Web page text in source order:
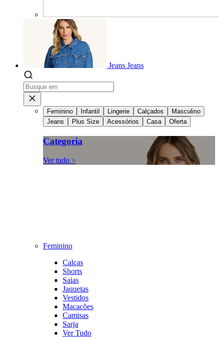
Jeans Jeans
Feminino Infantil Lingerie Calçados
Masculino
Jeans
Plus Size Acessórios Casa Oferta
Categoria
Ver tudo >
Feminino
Calças
Shorts
Saias
Jaquetas
Vestidos
Macacões
Camisas
Sarja
Ver Tudo